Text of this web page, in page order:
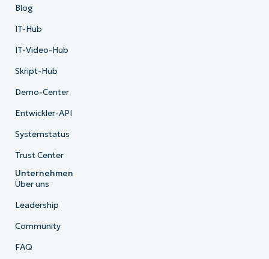
Blog
IT-Hub
IT-Video-Hub
Skript-Hub
Demo-Center
Entwickler-API
Systemstatus
Trust Center
Unternehmen
Über uns
Leadership
Community
FAQ